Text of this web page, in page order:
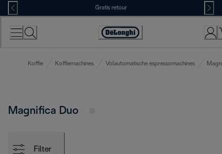
Skip
to
Content
Gratis retour
Accessibility
Koffie Koffiemachines Volautomatische espressomachines
Magnifica Duo
Filter